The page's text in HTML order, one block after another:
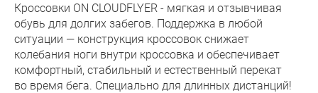
Кроссовки ON CLOUDFLYER - мягкая и отзывчивая
обувь для долгих забегов. Поддержка в любой
ситуации — конструкция кроссовок снижает
колебания ноги внутри кроссовка и обеспечивает
комфортный, стабильный и естественный перекат
во время бега. Специально для длинных дистанций!